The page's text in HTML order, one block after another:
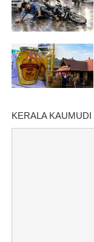
KERALA KAUMUDI